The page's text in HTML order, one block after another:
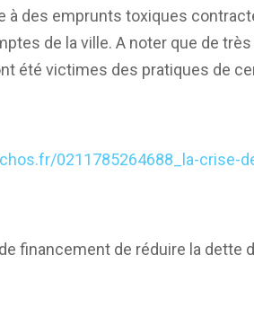
à des emprunts toxiques
de la ville. A noter que de
été victimes des pratiques de
0211785264688_la-crise-
financement de réduire la dette